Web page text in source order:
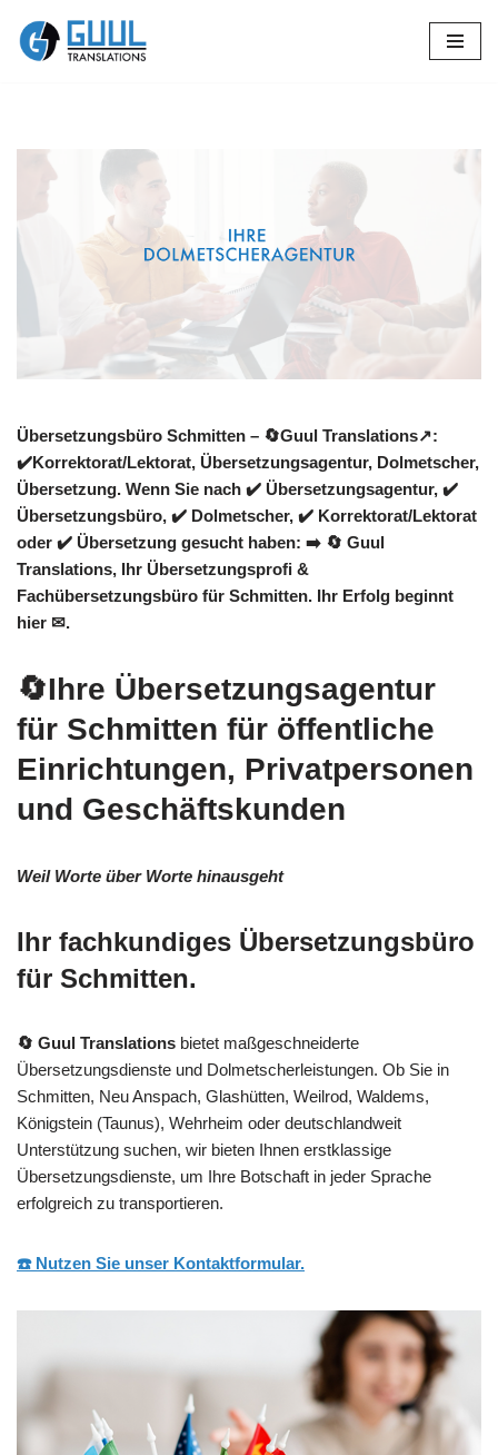
Zum
Übersetzungsbüro Schmitten – 🔄Guul Translations↗️:
✔️Korrektorat/Lektorat, Übersetzungsagentur, Dolmetscher,
Übersetzung. Wenn Sie nach ✔️ Übersetzungsagentur, ✔️
Übersetzungsbüro, ✔️ Dolmetscher, ✔️ Korrektorat/Lektorat
oder ✔️ Übersetzung gesucht haben: ➡️ 🔄 Guul
Translations, Ihr Übersetzungsprofi &
Fachübersetzungsbüro für Schmitten. Ihr Erfolg beginnt
hier ✉.
🔄Ihre Übersetzungsagentur
für Schmitten für öffentliche
Einrichtungen, Privatpersonen
und Geschäftskunden
Weil Worte über Worte hinausgeht
Ihr fachkundiges Übersetzungsbüro
für Schmitten.
🔄 Guul Translations bietet maßgeschneiderte
Übersetzungsdienste und Dolmetscherleistungen. Ob Sie in
Schmitten, Neu Anspach, Glashütten, Weilrod, Waldems,
Königstein (Taunus), Wehrheim oder deutschlandweit
Unterstützung suchen, wir bieten Ihnen erstklassige
Übersetzungsdienste, um Ihre Botschaft in jeder Sprache
erfolgreich zu transportieren.
☎️ Nutzen Sie unser Kontaktformular.